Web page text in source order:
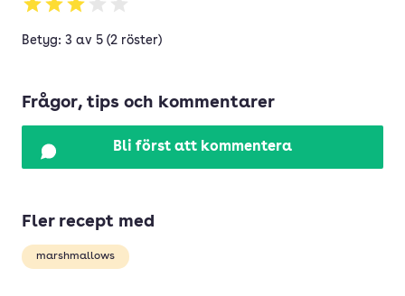
Betyg: 3 av 5 (2 röster)
Frågor, tips och kommentarer
Bli först att kommentera
Fler recept med
marshmallows